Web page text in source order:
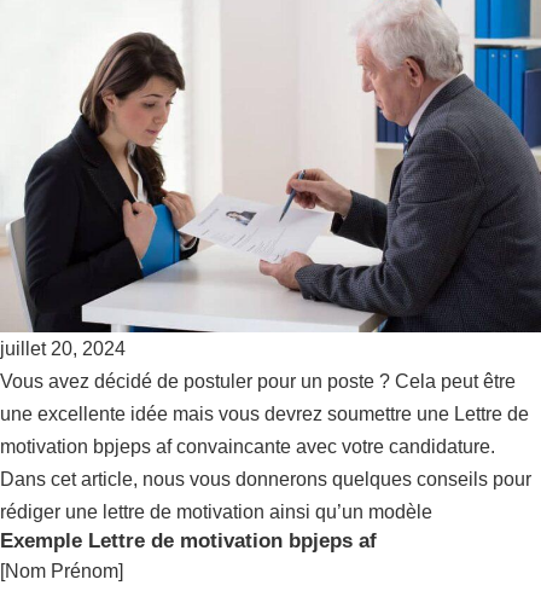
juillet 20, 2024
Vous avez décidé de postuler pour un poste ? Cela peut être
une excellente idée mais vous devrez soumettre une Lettre de
motivation bpjeps af convaincante avec votre candidature.
Dans cet article, nous vous donnerons quelques conseils pour
rédiger une lettre de motivation ainsi qu’un modèle
Exemple Lettre de motivation bpjeps af
[Nom Prénom]